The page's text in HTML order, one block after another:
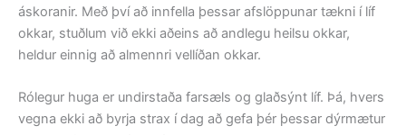
áskoranir. Með því að innfella þessar afslöppunar tækni í líf
okkar, stuðlum við ekki aðeins að andlegu heilsu okkar,
heldur einnig að almennri vellíðan okkar.
Rólegur huga er undirstaða farsæls og glaðsýnt líf. Þá, hvers
vegna ekki að byrja strax í dag að gefa þér þessar dýrmætur